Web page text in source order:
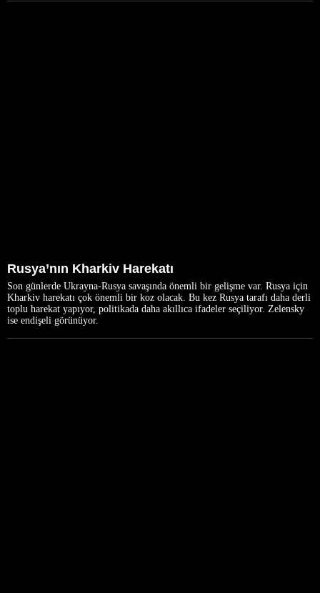
Rusya’nın Kharkiv Harekatı
Son günlerde Ukrayna-Rusya savaşında önemli bir gelişme var. Rusya için
Kharkiv harekatı çok önemli bir koz olacak. Bu kez Rusya tarafı daha derli
toplu harekat yapıyor, politikada daha akıllıca ifadeler seçiliyor. Zelensky
ise endişeli görünüyor.